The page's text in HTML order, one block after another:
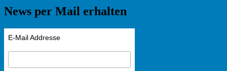
News per Mail erhalten
E-Mail Addresse